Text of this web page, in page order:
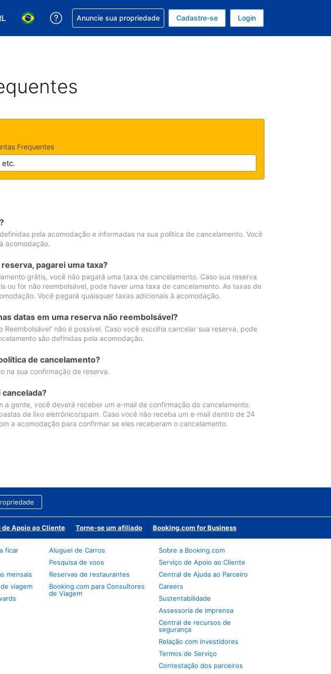
sua moeda. Atualmente, sua moeda é: Real
Escolha seu idioma. Atualmente, seu idioma é: Português (Brasil)
Receber ajuda com sua reserva
Anuncie sua propriedade Cadastre-se Login
Frequentes
pela acomodação e informadas na sua política de cancelamento. Você
acomodação.
pagarei uma taxa?
grátis, você não pagará uma taxa de cancelamento. Caso sua reserva
ou for não reembolsável, pode haver uma taxa de cancelamento. As taxas de
Você pagará quaisquer taxas adicionais à acomodação.
datas em uma reserva não reembolsável?
Reembolsável' não é possível. Caso você escolha cancelar sua reserva, pode
são definidas pela acomodação.
de cancelamento?
na sua confirmação de reserva.
a gente, você deverá receber um e-mail de confirmação do cancelamento.
de lixo eletrônico/spam. Caso você não receba um e-mail dentro de 24
a acomodação para confirmar se eles receberam o cancelamento.
Apoio ao Cliente Torne-se um afiliado Booking.com for Business
ficar
mensais
viagem
Aluguel de Carros
Pesquisa de voos
Reservas de restaurantes
Booking.com para Consultores
de Viagem
Sobre a Booking.com
Serviço de Apoio ao Cliente
Central de Ajuda ao Parceiro
Careers
Sustentabilidade
Assessoria de imprensa
Central de recursos de
segurança
Relação com investidores
Termos de Serviço
Contestação dos parceiros